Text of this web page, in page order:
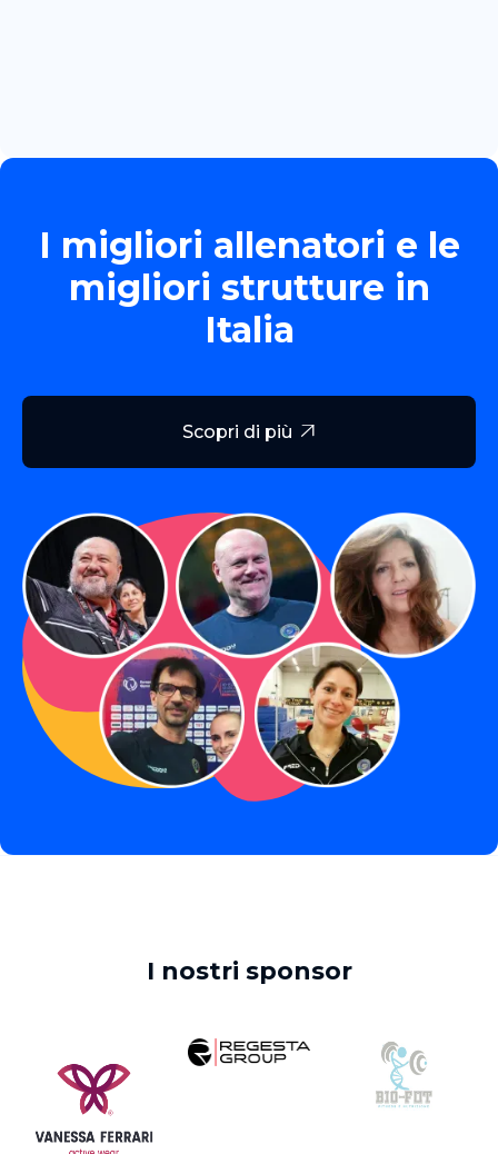
I migliori allenatori e le
migliori strutture in
Italia
Scopri di più 
I nostri sponsor